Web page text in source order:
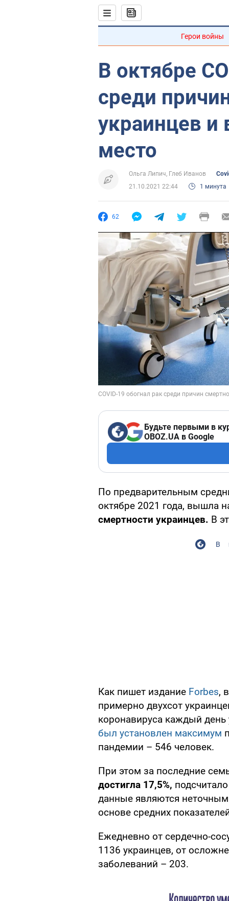
Герои войны
В октябре
среди
украинцев и
место
Ольга Липич Глеб Иванов
21.10.2021 22:44
1 минута
62
Будьте первыми в
OBOZ.UA в Google
По предварительным
октябре 2021 года, вышла
смертности украинцев. В
Как пишет издание Forbes,
примерно двухсот
коронавируса каждый
был установлен максимум
пандемии – 546 человек.
При этом за последние
достигла 17,5%,
данные являются
основе средних
Ежедневно от сердечно-
1136 украинцев, от
заболеваний – 203.